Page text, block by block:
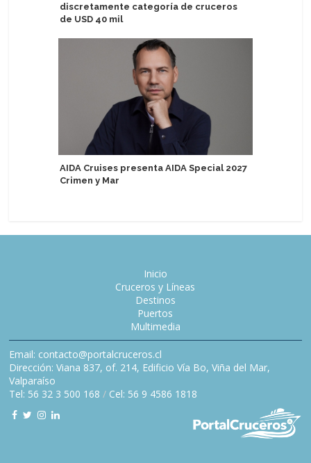
discretamente categoría de cruceros
de USD 40 mil
AIDA Cruises presenta AIDA Special 2027
Crimen y Mar
Inicio
Cruceros y Líneas
Destinos
Puertos
Multimedia
Email: contacto@portalcruceros.cl
Dirección: Viana 837, of. 214, Edificio Vía Bo, Viña del Mar,
Valparaíso
Tel: 56 32 3 500 168 / Cel: 56 9 4586 1818